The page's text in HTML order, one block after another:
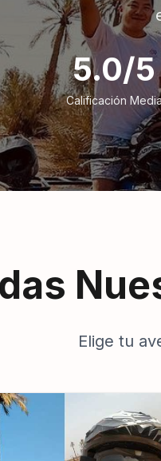
5.0/5
Calificación Media
Elige tu